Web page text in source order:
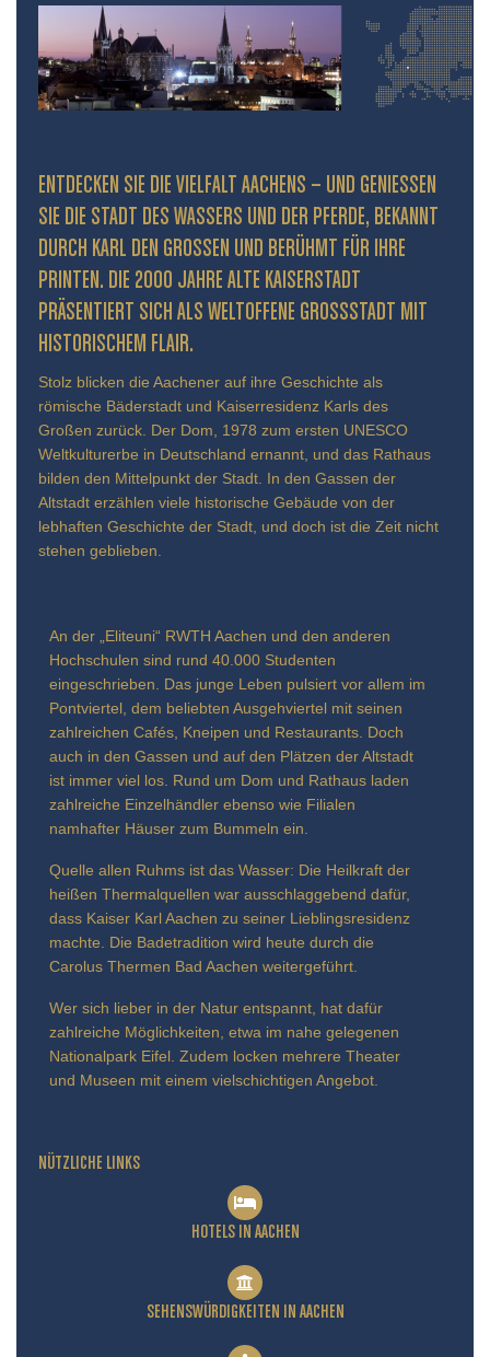
ENTDECKEN SIE DIE VIELFALT AACHENS – UND GENIESSEN S
IE DIE STADT DES WASSERS UND DER PFERDE, BEKANNT D
URCH KARL DEN GROSSEN UND BERÜHMT FÜR IHRE PR
INTEN. DIE 2000 JAHRE ALTE KAISERSTADT PR
ÄSENTIERT SICH ALS WELTOFFENE GROSSSTADT MIT HIS
TORISCHEM FLAIR.
Stolz blicken die Aachener auf ihre Geschichte als
römische Bäderstadt und Kaiserresidenz Karls des
Großen zurück. Der Dom, 1978 zum ersten UNESCO
Weltkulturerbe in Deutschland ernannt, und das Rathaus
bilden den Mittelpunkt der Stadt. In den Gassen der
Altstadt erzählen viele historische Gebäude von der
lebhaften Geschichte der Stadt, und doch ist die Zeit nicht
stehen geblieben.
An der „Eliteuni“ RWTH Aachen und den anderen
Hochschulen sind rund 40.000 Studenten
eingeschrieben. Das junge Leben pulsiert vor allem im
Pontviertel, dem beliebten Ausgehviertel mit seinen
zahlreichen Cafés, Kneipen und Restaurants. Doch
auch in den Gassen und auf den Plätzen der Altstadt
ist immer viel los. Rund um Dom und Rathaus laden
zahlreiche Einzelhändler ebenso wie Filialen
namhafter Häuser zum Bummeln ein.
Quelle allen Ruhms ist das Wasser: Die Heilkraft der
heißen Thermalquellen war ausschlaggebend dafür,
dass Kaiser Karl Aachen zu seiner Lieblingsresidenz
machte. Die Badetradition wird heute durch die
Carolus Thermen Bad Aachen weitergeführt.
Wer sich lieber in der Natur entspannt, hat dafür
zahlreiche Möglichkeiten, etwa im nahe gelegenen
Nationalpark Eifel. Zudem locken mehrere Theater
und Museen mit einem vielschichtigen Angebot.
NÜTZLICHE LINKS
HOTELS IN AACHEN
SEHENSWÜRDIGKEITEN IN AACHEN